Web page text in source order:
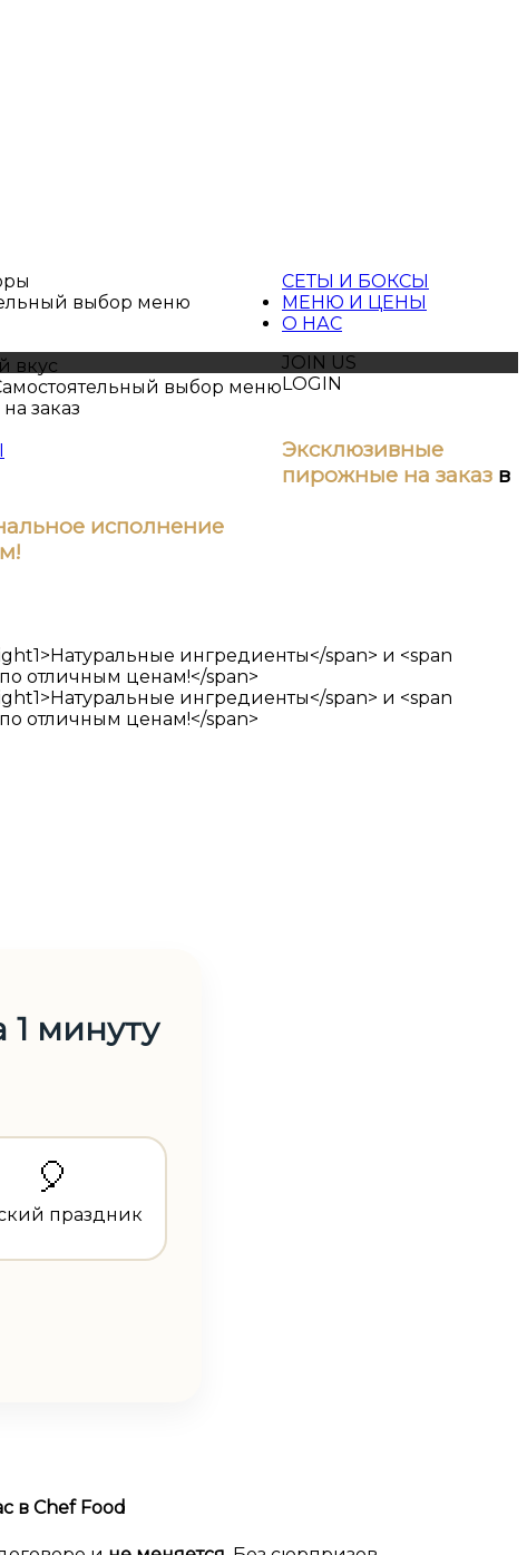
СЕТЫ И БОКСЫ
выбор меню
вкус
выбор меню
заказ
МЕНЮ И ЦЕНЫ
О НАС
JOIN US
LOGIN
Эксклюзивные
пирожные на заказ в
исполнение
1 минуту
🎈
праздник
в Chef Food